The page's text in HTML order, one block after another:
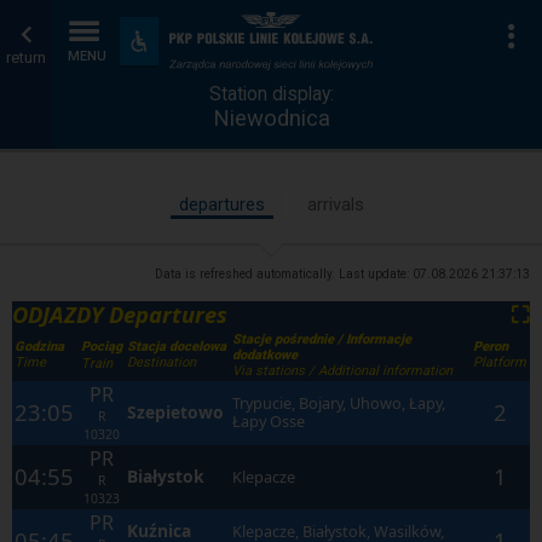
return MENU
Accessibility
and
amenities
Station
display
Home
page
Station display:
Niewodnica
departures arrivals
Data is refreshed automatically. Last update: 07.08.2026 21:37:13
ODJAZDY Departures ⛶
Godzina
Time
Pociąg
Train
Stacja docelowa
Destination
Stacje pośrednie / Informacje
dodatkowe
Via stations / Additional information
Peron
Platform
23:05
PR
R
10320
Szepietowo Trypucie, Bojary, Uhowo, Łapy,
Łapy Osse
2
04:55
PR
R
10323
Białystok Klepacze 1
PR
Kuźnica
Klepacze, Białystok, Wasilków,